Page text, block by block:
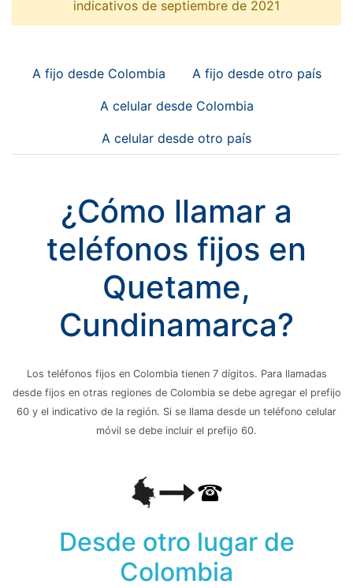
indicativos de septiembre de 2021
A fijo desde Colombia A fijo desde otro país
A celular desde Colombia
A celular desde otro país
¿Cómo llamar a
teléfonos fijos en
Quetame,
Cundinamarca?
Los teléfonos fijos en Colombia tienen 7 dígitos. Para llamadas
desde fijos en otras regiones de Colombia se debe agregar el prefijo
60 y el indicativo de la región. Si se llama desde un teléfono celular
móvil se debe incluir el prefijo 60.
Desde otro lugar de
Colombia